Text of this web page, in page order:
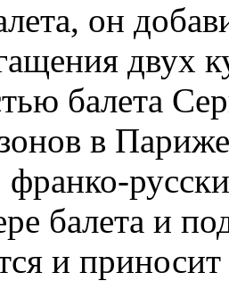
он
двух
балета
в
франко-
балета и
и